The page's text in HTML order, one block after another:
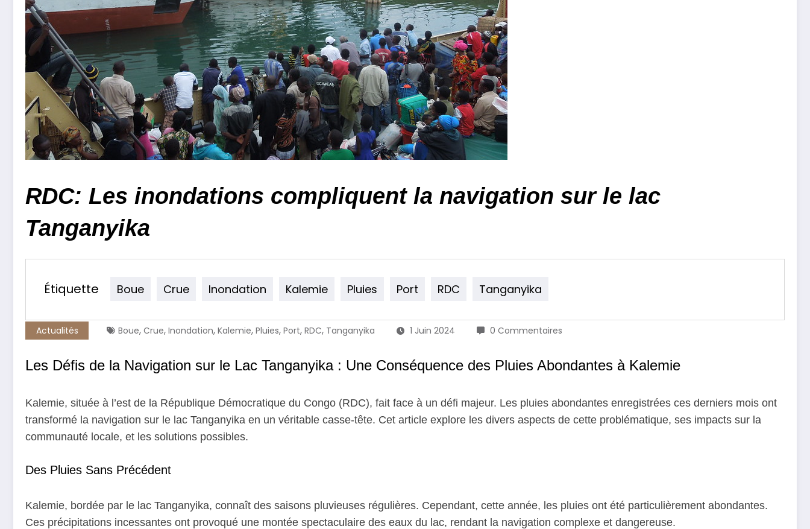
RDC: Les inondations compliquent la navigation sur le lac
Tanganyika
Étiquette Boue Crue Inondation Kalemie Pluies Port RDC Tanganyika
Actualités Boue, Crue, Inondation, Kalemie, Pluies, Port, RDC, Tanganyika 1 Juin 2024 0 Commentaires
Les Défis de la Navigation sur le Lac Tanganyika : Une Conséquence des Pluies Abondantes à Kalemie
Kalemie, située à l’est de la République Démocratique du Congo (RDC), fait face à un défi majeur. Les pluies abondantes enregistrées ces derniers mois ont
transformé la navigation sur le lac Tanganyika en un véritable casse-tête. Cet article explore les divers aspects de cette problématique, ses impacts sur la
communauté locale, et les solutions possibles.
Des Pluies Sans Précédent
Kalemie, bordée par le lac Tanganyika, connaît des saisons pluvieuses régulières. Cependant, cette année, les pluies ont été particulièrement abondantes.
Ces précipitations incessantes ont provoqué une montée spectaculaire des eaux du lac, rendant la navigation complexe et dangereuse.